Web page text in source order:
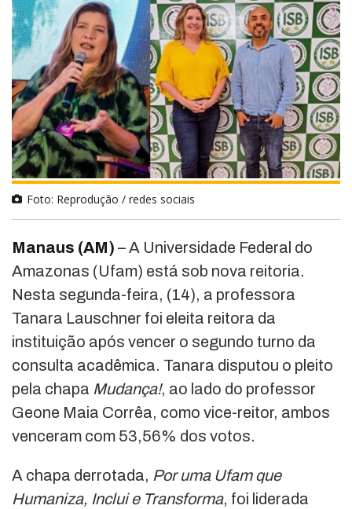
Foto: Reprodução / redes sociais
Manaus (AM) – A Universidade Federal do
Amazonas (Ufam) está sob nova reitoria.
Nesta segunda-feira, (14), a professora
Tanara Lauschner foi eleita reitora da
instituição após vencer o segundo turno da
consulta acadêmica. Tanara disputou o pleito
pela chapa Mudança!, ao lado do professor
Geone Maia Corrêa, como vice-reitor, ambos
venceram com 53,56% dos votos.
A chapa derrotada, Por uma Ufam que
Humaniza, Inclui e Transforma, foi liderada